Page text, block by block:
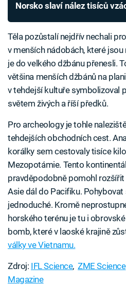
Norsko slaví nález tisíců
Těla pozůstalí nejdřív nechali
v menších nádobách, které
je do velkého džbánu přenesli.
většina menších džbánů na
v tehdejší kultuře symbolizoval
světem živých a říší předků.
Pro archeology je tohle
tehdejších obchodních cest.
korálky sem cestovaly tisíce
Mezopotámie. Tento
pravděpodobně pomohl
Asie dál do Pacifiku. Pohybovat
jednoduché. Kromě
horského terénu je tu i
bomb, které v laoské krajině
války ve Vietnamu.
Zdroj: IFL Science,ZME Science
Magazine